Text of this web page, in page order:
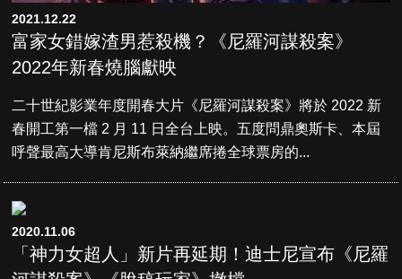
2021.12.22
富家女錯嫁渣男惹殺機？《尼羅河謀殺案》
2022年新春燒腦獻映
二十世紀影業年度開春大片《尼羅河謀殺案》將於 2022 新
春開工第一檔 2 月 11 日全台上映。五度問鼎奧斯卡、本屆
呼聲最高大導肯尼斯布萊納繼席捲全球票房的...
2020.11.06
「神力女超人」新片再延期！迪士尼宣布《尼羅